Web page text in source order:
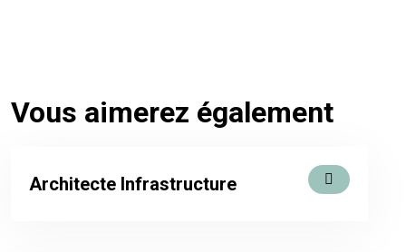
Vous aimerez également
Architecte Infrastructure